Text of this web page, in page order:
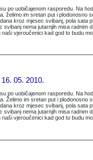
po uobičajenom rasporedu. Na
želimo im sretan put i plodonosno
kroz mjesec svibanj, pola sata
svibanj nema jutarnjih misa radnim
vjeroučenici kad god to budu
05. 2010.
po uobičajenom rasporedu. Na
Želimo im sretan put i
kroz mjesec svibanj, pola sata
svibanj nema jutarnjih misa
vjeroučenici kad god to budu